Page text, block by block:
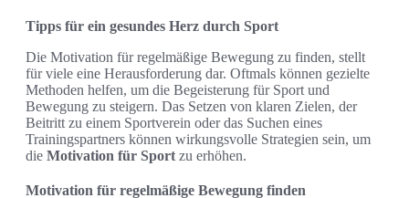
Tipps für ein gesundes Herz durch Sport
Die Motivation für regelmäßige Bewegung zu finden, stellt
für viele eine Herausforderung dar. Oftmals können gezielte
Methoden helfen, um die Begeisterung für Sport und
Bewegung zu steigern. Das Setzen von klaren Zielen, der
Beitritt zu einem Sportverein oder das Suchen eines
Trainingspartners können wirkungsvolle Strategien sein, um
die Motivation für Sport zu erhöhen.
Motivation für regelmäßige Bewegung finden